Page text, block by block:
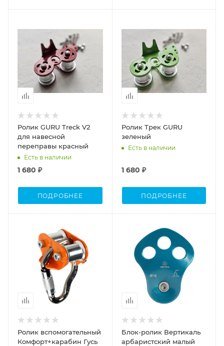
Ролик GURU Treck V2
для навесной
переправы красный
Есть в наличии
1 680 ₽
ПОДРОБНЕЕ
Ролик Трек GURU
зеленый
Есть в наличии
1 680 ₽
ПОДРОБНЕЕ
Ролик вспомогательный
Комфорт+карабин Гусь
Блок-ролик Вертикаль
арбаристский малый